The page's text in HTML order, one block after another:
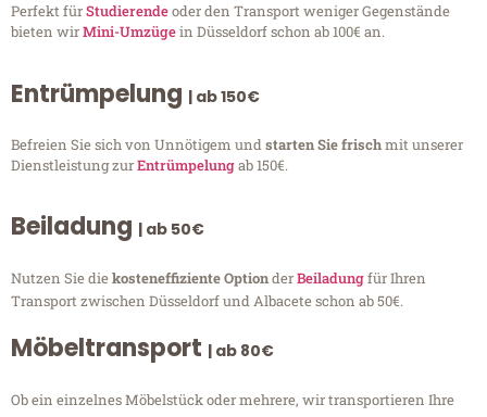
Perfekt fürStudierendeoder den Transport weniger Gegenstände
bieten wirMini-Umzügein Düsseldorf schon ab 100€ an.
Entrümpelung | ab 150€
Befreien Sie sich von Unnötigem undstarten Sie frischmit unserer
Dienstleistung zurEntrümpelungab 150€.
Beiladung | ab 50€
Nutzen Sie diekosteneffiziente OptionderBeiladungfür Ihren
Transport zwischen Düsseldorf und Albacete schon ab 50€.
Möbeltransport | ab 80€
Ob ein einzelnes Möbelstück oder mehrere, wir transportieren Ihre